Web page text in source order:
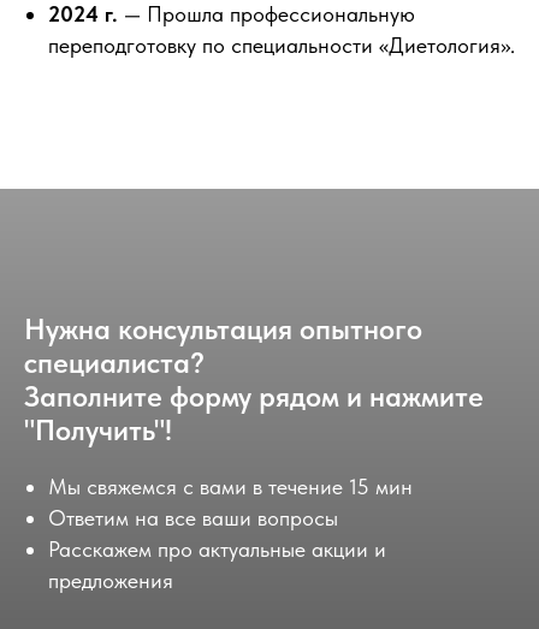
2024 г. — Прошла профессиональную
переподготовку по специальности «Диетология».
Нужна консультация опытного
специалиста?
Заполните форму рядом и нажмите
"Получить"!
Мы свяжемся с вами в течение 15 мин
Ответим на все ваши вопросы
Расскажем про актуальные акции и
предложения